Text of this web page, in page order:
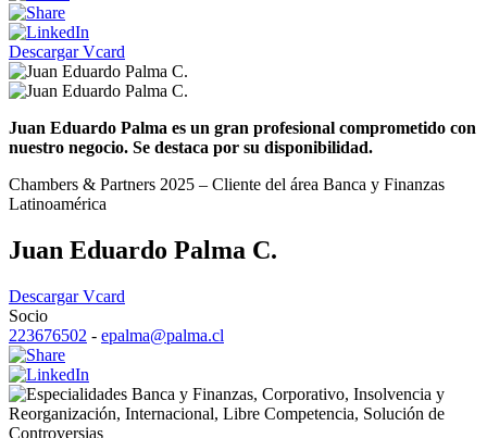
Descargar Vcard
Juan Eduardo Palma es un gran profesional comprometido con
nuestro negocio. Se destaca por su disponibilidad.
Chambers & Partners 2025 – Cliente del área Banca y Finanzas
Latinoamérica
Juan Eduardo Palma C.
Descargar Vcard
Socio
223676502 - epalma@palma.cl
Banca y Finanzas, Corporativo, Insolvencia y
Reorganización, Internacional, Libre Competencia, Solución de
Controversias